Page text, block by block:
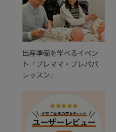
出産準備を学べるイベン
ト「プレママ・プレパパ
レッスン」